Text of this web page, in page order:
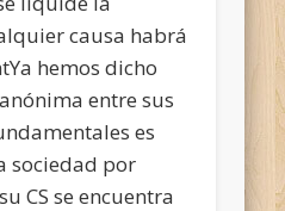
causa habrá
hemos dicho
entre sus
es
sociedad por
CS se encuentra